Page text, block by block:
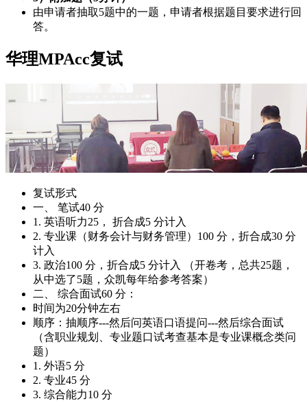
由申请者抽取5题中的一题，申请者根据题目要求进行回
答。
华理MPAcc复试
复试形式
一、 笔试40 分
1. 英语听力25， 折合成5 分计入
2. 专业课（财务会计与财务管理）100 分，折合成30 分
计入
3. 政治100 分，折合成5 分计入 （开卷考，总共25题，
从中选了5题，众凯每年给参考答案）
二、 综合面试60 分：
时间为20分钟左右
顺序：抽顺序---然后问英语口语提问---然后综合面试
（含职业规划、专业题口试考查基本是专业课概念类问
题）
1. 外语5 分
2. 专业45 分
3. 综合能力10 分